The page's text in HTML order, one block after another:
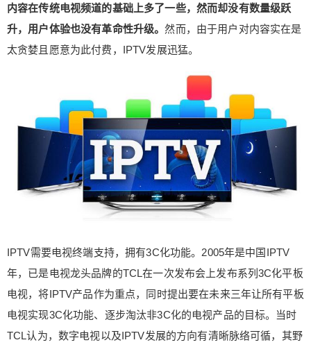
内容在传统电视频道的基础上多了一些，然而却没有数量级跃
升，用户体验也没有革命性升级。然而，由于用户对内容实在是
太贪婪且愿意为此付费，IPTV发展迅猛。
IPTV需要电视终端支持，拥有3C化功能。2005年是中国IPTV
年，已是电视龙头品牌的TCL在一次发布会上发布系列3C化平板
电视，将IPTV产品作为重点，同时提出要在未来三年让所有平板
电视实现3C化功能、逐步淘汰非3C化的电视产品的目标。当时
TCL认为，数字电视以及IPTV发展的方向有清晰脉络可循，其野
由于用户对内容实在是太贪婪且愿意为此付费，IPT
V发展迅猛。 IPTV需要电视终端支持，拥有3C化功
能。2005年是中国IPTV年，已是电视龙头品牌的T
V产品作为重点，同时提出要在未来三年让所有平板
电视实现3C化功能、逐步淘汰非3C化的电视产品的
目标。当时TCL认为，数字电视以及IPTV发展的方
向有清晰脉络可循，其野心是成为全球IPTV行业的
领袖。 准智能时代：互联网让内容爆发增长 2012
年前后，智能电视概念兴起，跟网络电视最大不同
是多了操作系统，可以从OTT视频平台获取海量内
容，支持客厅娱乐应用，比如游戏、K歌、教育、相
册、社交等等。最初流行的智能电视盒子只是过渡
势所趋。 在智能电视普及中，从营销、渠道和模式
角度切入的互联网电视居功至伟。2013年雷军和贾
跃亭杀入市场，用低价格甚至不惜亏损来销售电视
折戟。互联网电视成为行业鲶鱼，传统电视巨头积
极求变，有的布局家庭互联网，如长虹；有的加入